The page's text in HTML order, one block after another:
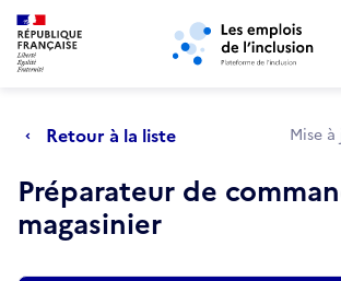
Aller au menu principal Aller au contenu
Retour à la liste Mise
Préparateur de
magasinier
Retour au début de la page
Panneau de gestion des cookies